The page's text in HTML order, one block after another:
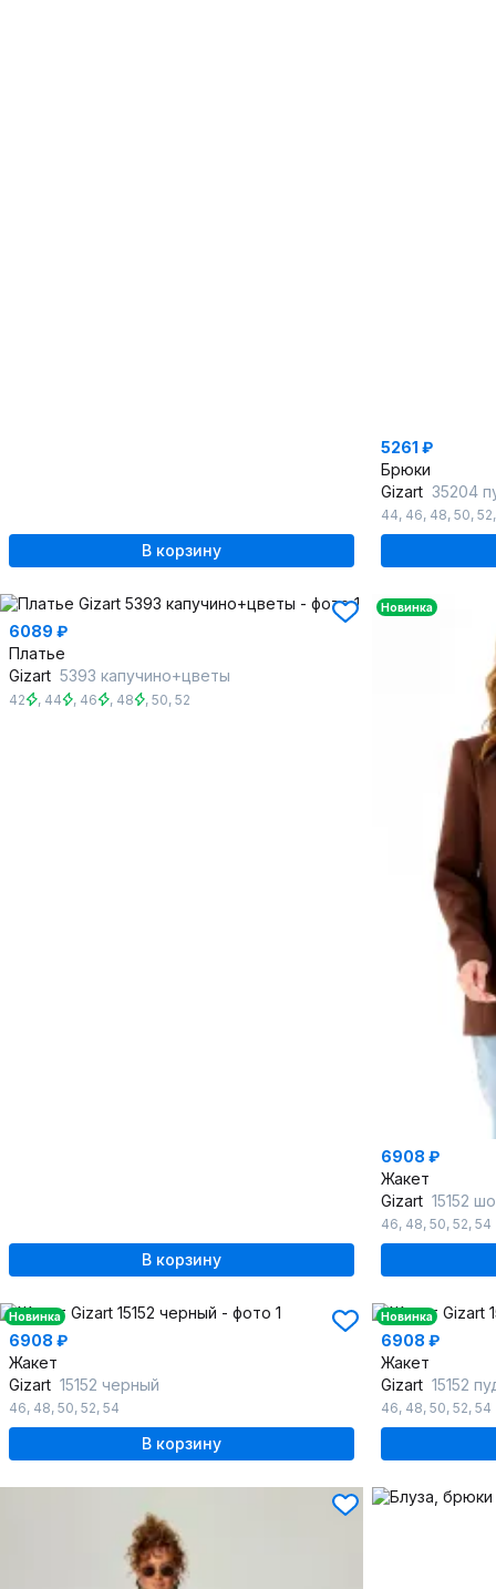
В корзину
5261 ₽
Брюки
Gizart 35204
44, 46, 48, 50, 52
6089 ₽
Платье
Gizart 5393 капучино+цветы
42 , 44 , 46 , 48 , 50, 52
В корзину
Новинка
6908 ₽
Жакет
Gizart 15152
46, 48, 50, 52, 54
Новинка
6908 ₽
Жакет
Gizart 15152 черный
46, 48, 50, 52, 54
В корзину
Новинка
6908 ₽
Жакет
Gizart 15152
46, 48, 50, 52, 54